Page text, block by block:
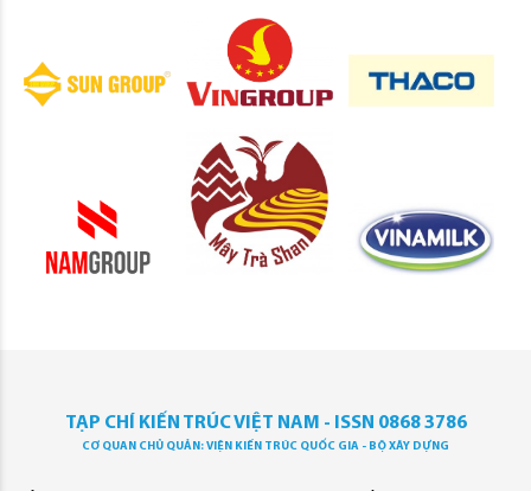
TẠP CHÍ KIẾN TRÚC VIỆT NAM - ISSN 0868 3786
CƠ QUAN CHỦ QUẢN: VIỆN KIẾN TRÚC QUỐC GIA - BỘ XÂY DỰNG